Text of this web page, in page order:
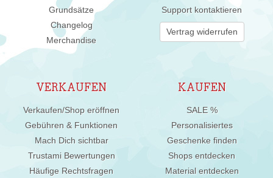
Grundsätze
Changelog
Merchandise
Support kontaktieren
Vertrag widerrufen
VERKAUFEN
Verkaufen/Shop eröffnen
Gebühren & Funktionen
Mach Dich sichtbar
Trustami Bewertungen
Häufige Rechtsfragen
KAUFEN
SALE %
Personalisiertes
Geschenke finden
Shops entdecken
Material entdecken